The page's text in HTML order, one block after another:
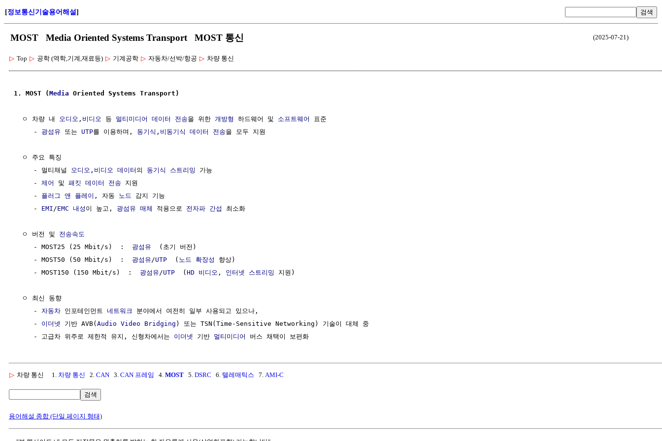
[정보통신기술용어해설] 검색
MOST Media Oriented Systems Transport MOST 통신 (2025-07-21)
▷ Top ▷ 공학 (역학,기계,재료등) ▷ 기계공학 ▷ 자동차/선박/항공 ▷ 차량 통신
1. MOST (Media Oriented Systems Transport)
  ㅇ 차량 내
오디오 , 비디오 등 멀티미디어 데이터 전송을 위한 개방형 하드웨어 및 소프트웨어
표준
     -
광섬유 또는 UTP를 이용하며, 동기식 , 비동기식 데이터 전송을 모두 지원
  ㅇ 주요 특징
     - 멀티채널
오디오 , 비디오 데이터 의 동기식 스트리밍
가능
     -
제어 및 패킷 데이터 전송 지원
     -
플러그 앤 플레이 , 자동 노드
감지 기능
     -
EMI /EMC 내성 이 높고, 광섬유 매체 적용으로 전자파 간섭 최소화
  ㅇ 버전 및
전송속도
     - MOST25 (25 Mbit/s)  :
광섬유
  (초기 버전)
     - MOST50 (50 Mbit/s)  :
광섬유 /UTP
  (
노드 확장성
향상)
     - MOST150 (150 Mbit/s)  :
광섬유 /UTP
  (
HD 비디오 , 인터넷 스트리밍 지원)
  ㅇ 최신 동향
     -
자동차 인포테인먼트 네트워크
분야에서 여전히 일부 사용되고 있으나,
     -
이더넷 기반 AVB(Audio Video Bridging ) 또는 TSN(Time-Sensitive Networking) 기술이 대체 중
     - 고급차 위주로 제한적 유지, 신형차에서는
이더넷 기반 멀티미디어
▷ 차량 통신 1. 차량 통신 2. CAN 3. CAN 프레임 4. MOST 5. DSRC 6. 텔레매틱스 7. AMI-C
검색
용어해설 종합 (단일 페이지 형태)